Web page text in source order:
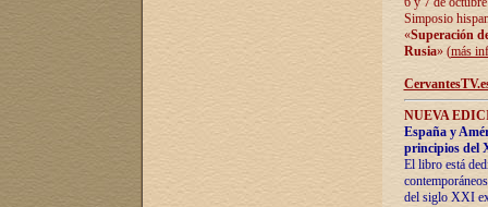
Simposio
«Superación
Rusia» (más
NUEVA
España y
principios del
El libro está
del siglo XXI